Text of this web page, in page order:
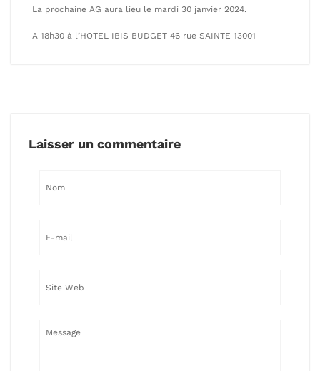
La prochaine AG aura lieu le mardi 30 janvier 2024.
A 18h30 à l’HOTEL IBIS BUDGET 46 rue SAINTE 13001
Laisser un commentaire